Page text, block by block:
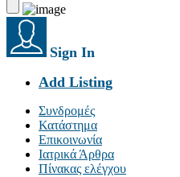
Sign In
Add Listing
Συνδρομές
Κατάστημα
Επικοινωνία
Ιατρικά Άρθρα
Πίνακας ελέγχου